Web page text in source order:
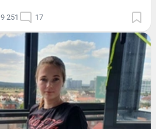
9 251 17